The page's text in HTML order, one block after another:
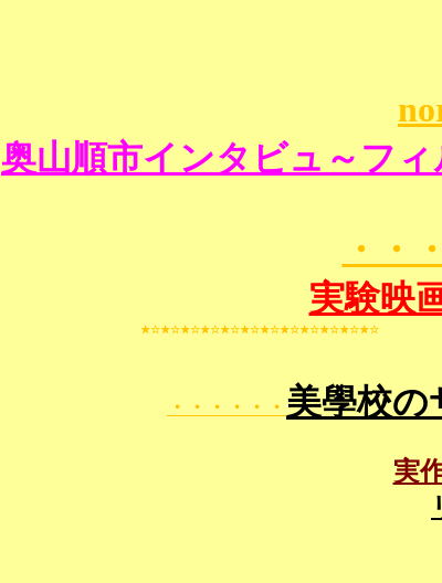
奥山順市インタビュ～フ
・・
実験映
・・・・・・ 美學校の
実